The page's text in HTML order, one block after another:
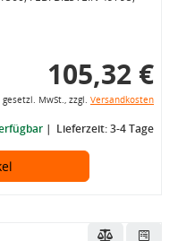
105,32 €
MwSt., zzgl. Versandkosten
Lieferzeit: 3-4 Tage